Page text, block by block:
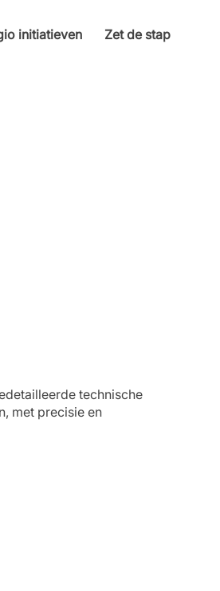
initiatieven Zet de stap
technische
met precisie en